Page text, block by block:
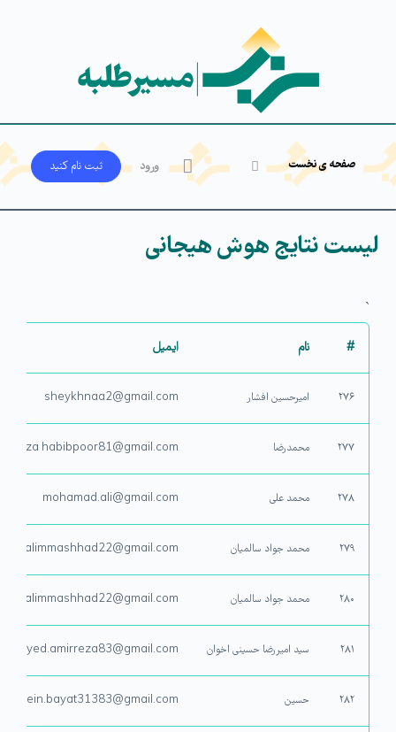
صفحه ی نخست ورود ثبت‌ نام کنید
لیست نتایج هوش هیجانی
`
#
نام ایمیل
۲۷۶ امیرحسین افشار sheykhnaa2@gmail.com
۲۷۷ محمدرضا habibpoor81@gmail.com
۲۷۸ محمد علی mohamad.ali@gmail.com
۲۷۹ محمد جواد سالمیان salimmashhad22@gmail.com
۲۸۰ محمد جواد سالمیان salimmashhad22@gmail.com
۲۸۱ سید امیررضا حسینی اخوان seyyed.amirreza83@gmail.com
۲۸۲ حسین hosein.bayat31383@gmail.com